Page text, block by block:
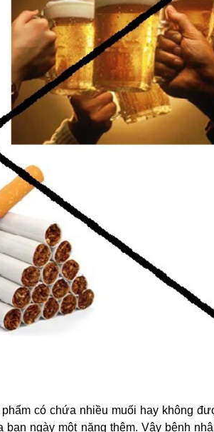
có chứa nhiều muối hay không
ngày một nặng thêm. Vậy bệnh